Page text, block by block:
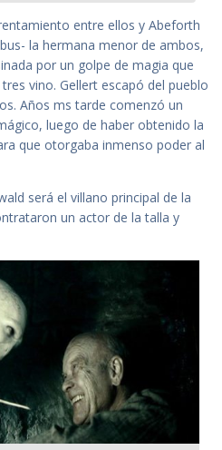
entre ellos y Abeforth
la hermana menor de ambos,
por un golpe de magia que
vino. Gellert escapó del pueblo
Años ms tarde comenzó un
luego de haber obtenido la
que otorgaba inmenso poder al
será el villano principal de la
un actor de la talla y